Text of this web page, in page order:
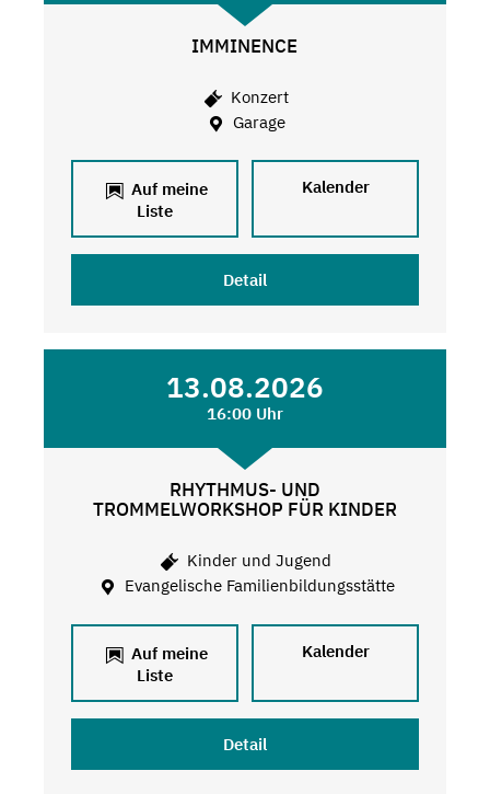
IMMINENCE
Konzert
Garage
Auf meine
Liste
Kalender
Detail
13.08.2026
16:00 Uhr
RHYTHMUS- UND
TROMMELWORKSHOP FÜR KINDER
Kinder und Jugend
Evangelische Familienbildungsstätte
Auf meine
Liste
Kalender
Detail